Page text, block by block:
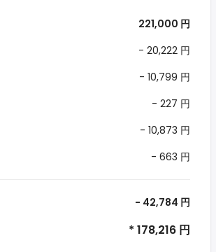
221,000 円
- 20,222 円
- 10,799 円
- 227 円
- 10,873 円
- 663 円
- 42,784 円
* 178,216 円